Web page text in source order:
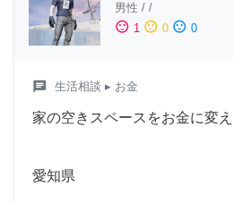
男性 / /
sentiment_satisfied 1 sentiment_neutral 0 sentiment_dissatisfied 0
chat 生活相談 ▸ お金
家の空きスペースをお金に変
愛知県